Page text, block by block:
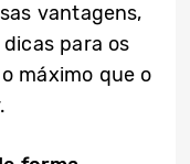
vantagens,
para os
máximo que o